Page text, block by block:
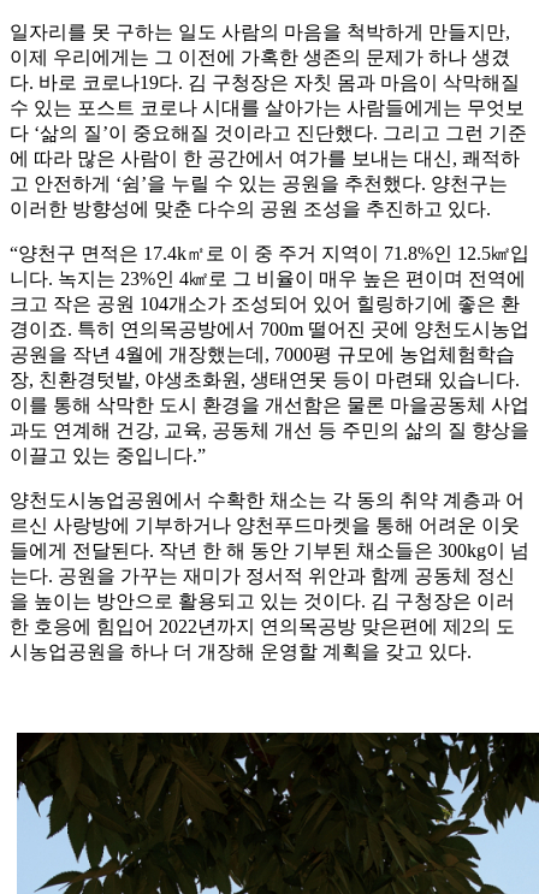
일자리를 못 구하는 일도 사람의 마음을 척박하게 만들지만,
이제 우리에게는 그 이전에 가혹한 생존의 문제가 하나 생겼
다. 바로 코로나19다. 김 구청장은 자칫 몸과 마음이 삭막해질
수 있는 포스트 코로나 시대를 살아가는 사람들에게는 무엇보
다 ‘삶의 질’이 중요해질 것이라고 진단했다. 그리고 그런 기준
에 따라 많은 사람이 한 공간에서 여가를 보내는 대신, 쾌적하
고 안전하게 ‘쉼’을 누릴 수 있는 공원을 추천했다. 양천구는
이러한 방향성에 맞춘 다수의 공원 조성을 추진하고 있다.
“양천구 면적은 17.4k㎡로 이 중 주거 지역이 71.8%인 12.5㎢입
니다. 녹지는 23%인 4㎢로 그 비율이 매우 높은 편이며 전역에
크고 작은 공원 104개소가 조성되어 있어 힐링하기에 좋은 환
경이죠. 특히 연의목공방에서 700m 떨어진 곳에 양천도시농업
공원을 작년 4월에 개장했는데, 7000평 규모에 농업체험학습
장, 친환경텃밭, 야생초화원, 생태연못 등이 마련돼 있습니다.
이를 통해 삭막한 도시 환경을 개선함은 물론 마을공동체 사업
과도 연계해 건강, 교육, 공동체 개선 등 주민의 삶의 질 향상을
이끌고 있는 중입니다.”
양천도시농업공원에서 수확한 채소는 각 동의 취약 계층과 어
르신 사랑방에 기부하거나 양천푸드마켓을 통해 어려운 이웃
들에게 전달된다. 작년 한 해 동안 기부된 채소들은 300kg이 넘
는다. 공원을 가꾸는 재미가 정서적 위안과 함께 공동체 정신
을 높이는 방안으로 활용되고 있는 것이다. 김 구청장은 이러
한 호응에 힘입어 2022년까지 연의목공방 맞은편에 제2의 도
시농업공원을 하나 더 개장해 운영할 계획을 갖고 있다.